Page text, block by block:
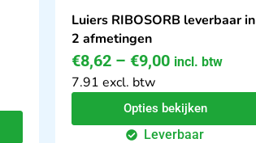
Luiers RIBOSORB leverbaar in
2 afmetingen
€8,62 – €9,00 incl. btw
7.91 excl. btw
Opties bekijken
Leverbaar